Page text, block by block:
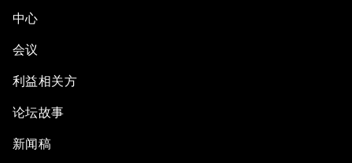
中心
会议
利益相关方
论坛故事
新闻稿